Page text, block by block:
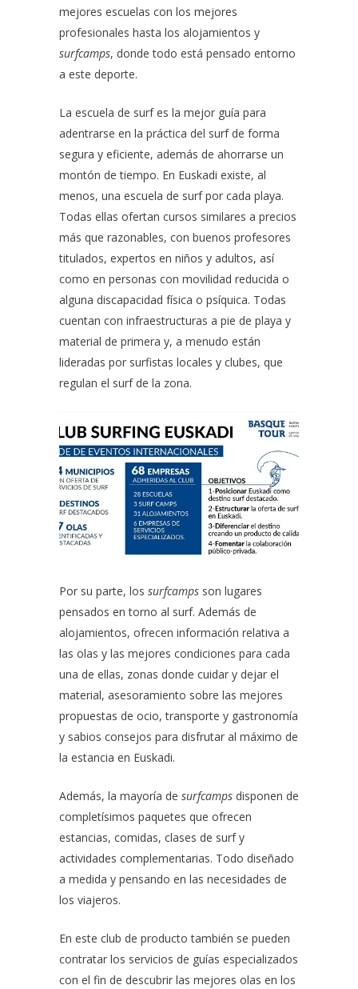
mejores escuelas con los mejores
profesionales hasta los alojamientos y
surfcamps, donde todo está pensado entorno
a este deporte.
La escuela de surf es la mejor guía para
adentrarse en la práctica del surf de forma
segura y eficiente, además de ahorrarse un
montón de tiempo. En Euskadi existe, al
menos, una escuela de surf por cada playa.
Todas ellas ofertan cursos similares a precios
más que razonables, con buenos profesores
titulados, expertos en niños y adultos, así
como en personas con movilidad reducida o
alguna discapacidad física o psíquica. Todas
cuentan con infraestructuras a pie de playa y
material de primera y, a menudo están
lideradas por surfistas locales y clubes, que
regulan el surf de la zona.
Por su parte, los surfcamps son lugares
pensados en torno al surf. Además de
alojamientos, ofrecen información relativa a
las olas y las mejores condiciones para cada
una de ellas, zonas donde cuidar y dejar el
material, asesoramiento sobre las mejores
propuestas de ocio, transporte y gastronomía
y sabios consejos para disfrutar al máximo de
la estancia en Euskadi.
Además, la mayoría de surfcamps disponen de
completísimos paquetes que ofrecen
estancias, comidas, clases de surf y
actividades complementarias. Todo diseñado
a medida y pensando en las necesidades de
los viajeros.
En este club de producto también se pueden
contratar los servicios de guías especializados
con el fin de descubrir las mejores olas en los